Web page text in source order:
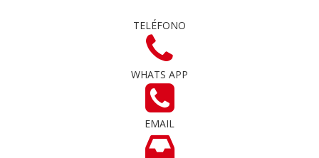
TELÉFONO
WHATS APP
EMAIL